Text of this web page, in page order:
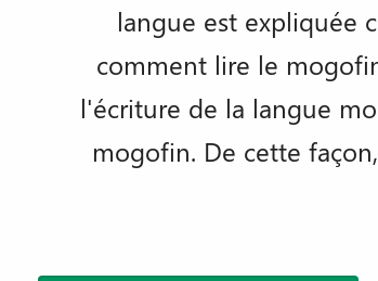
langue est expliquée
comment lire le
l'écriture de la langue
mogofin. De cette